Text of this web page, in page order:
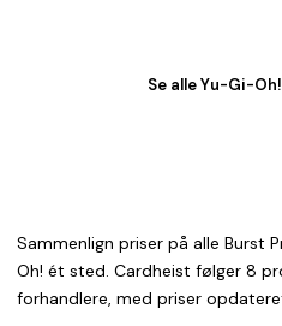
Se alle Yu-Gi-
Sammenlign priser på alle
Oh! ét sted. Cardheist følger 8
forhandlere, med priser